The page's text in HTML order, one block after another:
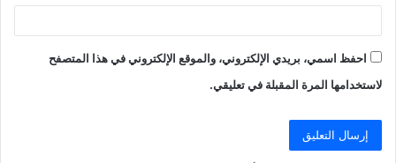
احفظ اسمي، بريدي الإلكتروني، والموقع الإلكتروني في هذا المتصفح
لاستخدامها المرة المقبلة في تعليقي.